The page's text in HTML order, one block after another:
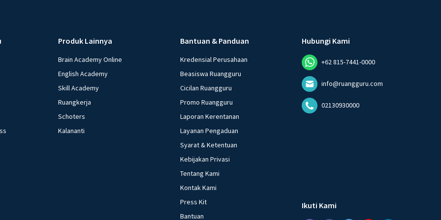
Produk Lainnya
Brain Academy Online
English Academy
Skill Academy
Ruangkerja
Schoters
Kalananti
Bantuan & Panduan
Kredensial Perusahaan
Beasiswa Ruangguru
Cicilan Ruangguru
Promo Ruangguru
Laporan Kerentanan
Layanan Pengaduan
Syarat & Ketentuan
Kebijakan Privasi
Tentang Kami
Kontak Kami
Press Kit
Bantuan
Hubungi Kami
+62 815-7441-0000
info@ruangguru.com
02130930000
Ikuti Kami